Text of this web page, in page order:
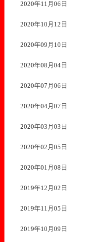
2020年11月06日
2020年10月12日
2020年09月10日
2020年08月04日
2020年07月06日
2020年04月07日
2020年03月03日
2020年02月05日
2020年01月08日
2019年12月02日
2019年11月05日
2019年10月09日